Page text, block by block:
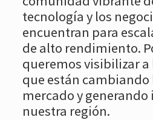
tecnología y los
encuentran para
de alto rendimiento.
queremos visibilizar
que están cambiando
mercado y
nuestra región.